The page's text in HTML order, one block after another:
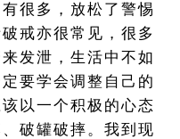
很多，放松了警惕
戒亦很常见，很多
发泄，生活中不如
要学会调整自己的
以一个积极的心态
破罐破摔。我到现